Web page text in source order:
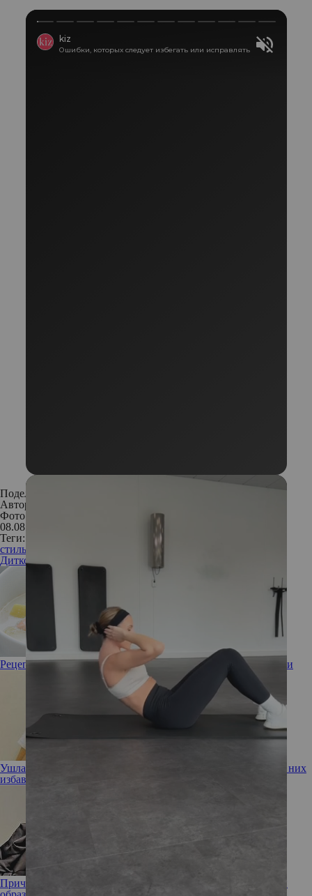
Поделиться:
Автор:
Фото: Валерия Звездочкина
08.08.2018
Теги:
стиль жизни
Агния
Дитковските
Рецепт от шефа: финский рыбный суп из лосося со сливками
Ушла эпоха! Девушка-мем с бровями на пол-лба наконец от них
избавилась
Прическа Малефисенты: Рената Литвинова показала новый